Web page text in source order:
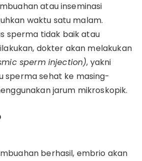
atau inseminasi
waktu satu malam.
sperma tidak baik atau
dokter akan melakukan
sperm injection), yakni
sperma sehat ke masing-
jarum mikroskopik.
berhasil, embrio akan